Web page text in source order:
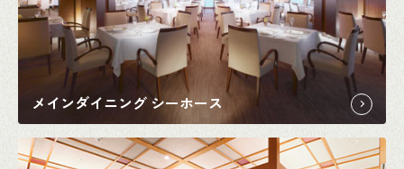
メインダイニング シーホース